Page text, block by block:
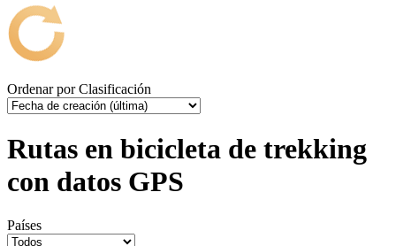
Ordenar por Clasificación
Rutas en bicicleta de trekking
con datos GPS
Países